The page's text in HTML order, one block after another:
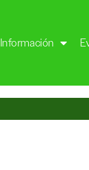
Información